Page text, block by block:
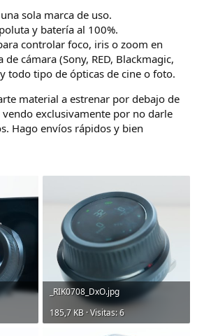
sola marca de uso.
y batería al 100%.
controlar foco, iris o zoom en
cámara (Sony, RED, Blackmagic,
todo tipo de ópticas de cine o foto.
material a estrenar por debajo de
exclusivamente por no darle
Hago envíos rápidos y bien
_RIK0708_DxO.jpg
185,7 KB · Visitas: 6